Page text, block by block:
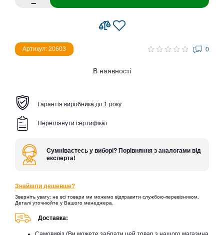
Артикул: 20603 0
В наявності
Гарантія виробника до 1 року
Переглянути сертифікат
Сумніваєтесь у виборі? Порівняння з аналогами від
експерта!
Знайшли дешевше?
Зверніть увагу: не всі товари ми можемо відправити службою-перевізником.
Деталі уточнюйте у Вашого менеджера.
Доставка: